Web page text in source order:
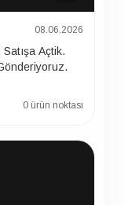
08.06.2026
Açtik.
0 ürün noktası